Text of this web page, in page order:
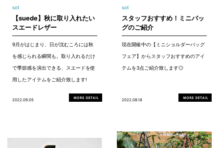
sot
【suede】秋に取り入れたい
スエードレザー
9月がはじまり、日が沈むころには秋
を感じられる瞬間も。取り入れるだけ
で季節感を演出できる、スエードを使
用したアイテムをご紹介致します!
2022.09.05
sot
スタッフおすすめ！ミニバッ
グのご紹介
現在開催中の【ミニショルダーバッグ
フェア】からスタッフおすすめのアイ
テムを3点ご紹介致します◎
2022.08.18